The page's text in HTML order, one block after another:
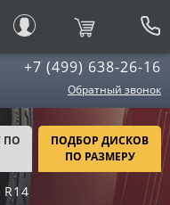
+7 (499) 638-26-16
Обратный звонок
ПО
ПОДБОР ДИСКОВ
ПО РАЗМЕРУ